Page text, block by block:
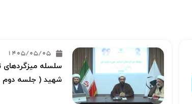
1405/05/05
سلسله
شهید ( جلسه دوم